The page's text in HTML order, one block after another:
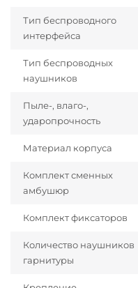
Тип беспроводного
интерфейса
Тип беспроводных
наушников
Пыле-, влаго-,
ударопрочность
Материал корпуса
Комплект сменных
амбушюр
Комплект фиксаторов
Количество наушников
гарнитуры